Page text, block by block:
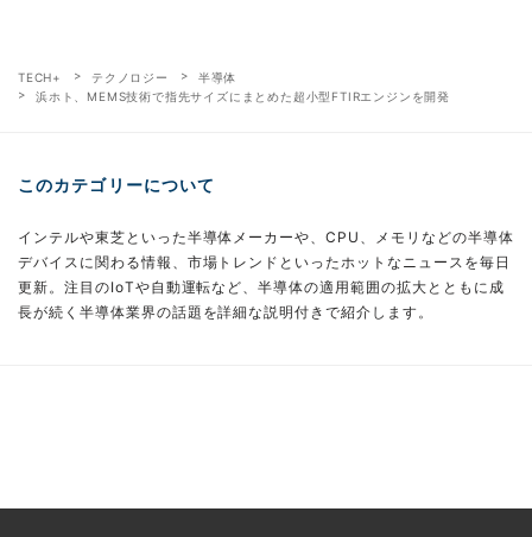
TECH+ テクノロジー
半導体
浜ホト、MEMS技術で指先サイズにまとめた超小型FTIRエンジンを開発
このカテゴリーについて
インテルや東芝といった半導体メーカーや、CPU、メモリなどの半導体
デバイスに関わる情報、市場トレンドといったホットなニュースを毎日
更新。注目のIoTや自動運転など、半導体の適用範囲の拡大とともに成
長が続く半導体業界の話題を詳細な説明付きで紹介します。